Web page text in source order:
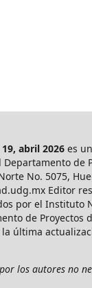
abril 2026 es
de
No. 5075,
Editor
por el Instituto
de Proyectos
la última
los autores no